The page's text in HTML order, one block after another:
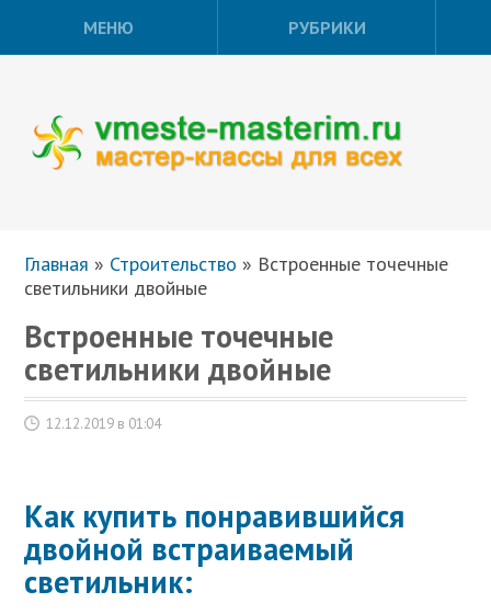
МЕНЮ РУБРИКИ
Главная » Строительство » Встроенные точечные
светильники двойные
Встроенные точечные
светильники двойные
12.12.2019 в 01:04
Как купить понравившийся
двойной встраиваемый
светильник: